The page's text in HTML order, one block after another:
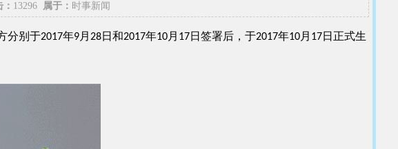
： 13296 属于： 时事新闻
别于2017年9月28日和2017年10月17日签署后，于2017年10月17日正式生